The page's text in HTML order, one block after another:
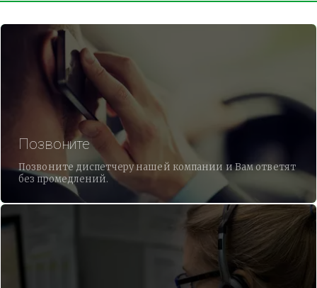
Позвоните
Позвоните диспетчеру нашей компании и Вам ответят
без промедлений.